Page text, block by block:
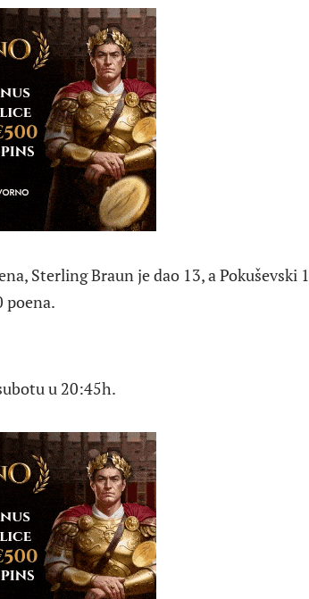
Sterling Braun je dao 13, a Pokuševski
poena.
u 20:45h.